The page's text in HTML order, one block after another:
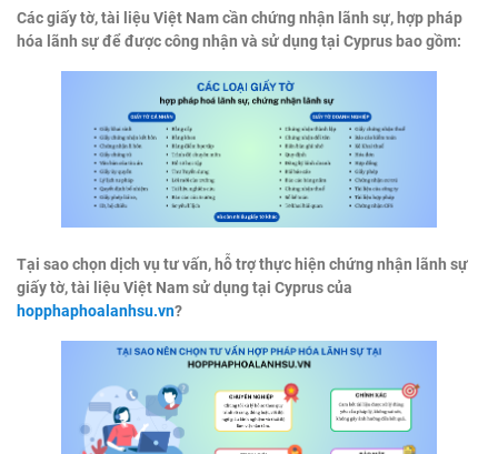
Các giấy tờ, tài liệu Việt Nam cần chứng nhận lãnh sự, hợp pháp
hóa lãnh sự để được công nhận và sử dụng tại Cyprus bao gồm:
Tại sao chọn dịch vụ tư vấn, hỗ trợ thực hiện chứng nhận lãnh sự
giấy tờ, tài liệu Việt Nam sử dụng tại Cyprus của
hopphaphoalanhsu.vn?